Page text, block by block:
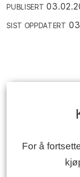
PUBLISERT
SIST OPPDATERT
For å